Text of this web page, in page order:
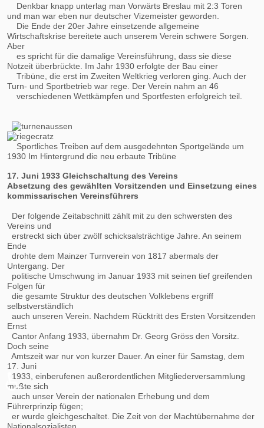
Denkbar knapp unterlag man Vorwärts Breslau mit 2:3 Toren
und man war eben nur deutscher Vizemeister geworden.
Die Ende der 20er Jahre einsetzende allgemeine
Wirtschaftskrise bereitete auch unserem Verein schwere Sorgen.
Aber
es spricht für die damalige Vereinsführung, dass sie diese
Notzeit überbrückte. Im Jahr 1930 erfolgte der Bau einer
Tribüne, die erst im Zweiten Weltkrieg verloren ging. Auch der
Turn- und Sportbetrieb war rege. Der Verein nahm an 46
verschiedenen Wettkämpfen und Sportfesten erfolgreich teil.
Sportliches Treiben auf dem ausgedehnten Sportgelände um
1930 Im Hintergrund die neu erbaute Tribüne
17. Juni 1933 Gleichschaltung des Vereins
Absetzung des gewählten Vorsitzenden und Einsetzung eines
kommissarischen Vereinsführers
Der folgende Zeitabschnitt zählt mit zu den schwersten des
Vereins und
erstreckt sich über zwölf schicksalsträchtige Jahre. An seinem
Ende
drohte dem Mainzer Turnverein von 1817 abermals der
Untergang. Der
politische Umschwung im Januar 1933 mit seinen tief greifenden
Folgen für
die gesamte Struktur des deutschen Volklebens ergriff
selbstverständlich
auch unseren Verein. Nachdem Rücktritt des Ersten Vorsitzenden
Ernst
Cantor Anfang 1933, übernahm Dr. Georg Gröss den Vorsitz.
Doch seine
Amtszeit war nur von kurzer Dauer. An einer für Samstag, dem
17. Juni
1933, einberufenen außerordentlichen Mitgliederversammlung
mußte sich
auch unser Verein der nationalen Erhebung und dem
Führerprinzip fügen;
er wurde gleichgeschaltet. Die Zeit von der Machtübernahme der